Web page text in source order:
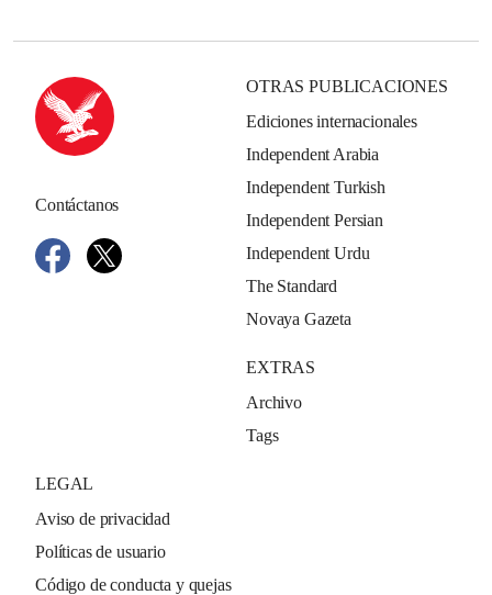
Contáctanos
OTRAS PUBLICACIONES
Ediciones internacionales
Independent Arabia
Independent Turkish
Independent Persian
Independent Urdu
The Standard
Novaya Gazeta
EXTRAS
Archivo
Tags
LEGAL
Aviso de privacidad
Políticas de usuario
Código de conducta y quejas